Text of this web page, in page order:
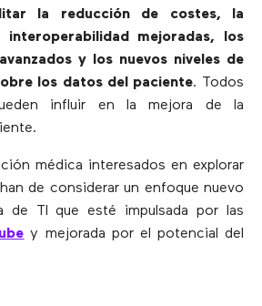
la reducción de costes, la
interoperabilidad mejoradas, los
y los nuevos niveles de
los datos del paciente. Todos
influir en la mejora de la
médica interesados ​​en explorar
de considerar un enfoque nuevo
de TI que esté impulsada por las
y mejorada por el potencial del